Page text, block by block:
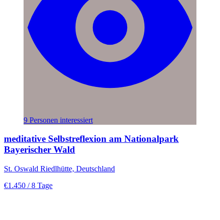
9 Personen interessiert
meditative Selbstreflexion am Nationalpark
Bayerischer Wald
St. Oswald Riedlhütte, Deutschland
€1.450 / 8 Tage